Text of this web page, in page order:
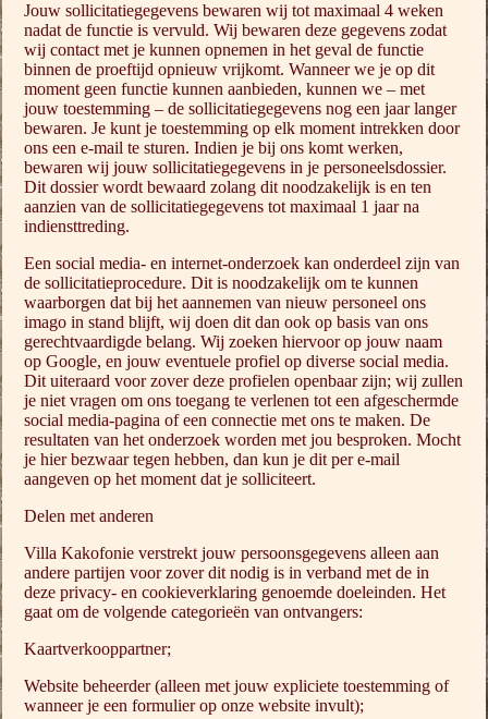
Jouw sollicitatiegegevens bewaren wij tot maximaal 4 weken
nadat de functie is vervuld. Wij bewaren deze gegevens zodat
wij contact met je kunnen opnemen in het geval de functie
binnen de proeftijd opnieuw vrijkomt. Wanneer we je op dit
moment geen functie kunnen aanbieden, kunnen we – met
jouw toestemming – de sollicitatiegegevens nog een jaar langer
bewaren. Je kunt je toestemming op elk moment intrekken door
ons een e-mail te sturen. Indien je bij ons komt werken,
bewaren wij jouw sollicitatiegegevens in je personeelsdossier.
Dit dossier wordt bewaard zolang dit noodzakelijk is en ten
aanzien van de sollicitatiegegevens tot maximaal 1 jaar na
indiensttreding.
Een social media- en internet-onderzoek kan onderdeel zijn van
de sollicitatieprocedure. Dit is noodzakelijk om te kunnen
waarborgen dat bij het aannemen van nieuw personeel ons
imago in stand blijft, wij doen dit dan ook op basis van ons
gerechtvaardigde belang. Wij zoeken hiervoor op jouw naam
op Google, en jouw eventuele profiel op diverse social media.
Dit uiteraard voor zover deze profielen openbaar zijn; wij zullen
je niet vragen om ons toegang te verlenen tot een afgeschermde
social media-pagina of een connectie met ons te maken. De
resultaten van het onderzoek worden met jou besproken. Mocht
je hier bezwaar tegen hebben, dan kun je dit per e-mail
aangeven op het moment dat je solliciteert.
Delen met anderen
Villa Kakofonie verstrekt jouw persoonsgegevens alleen aan
andere partijen voor zover dit nodig is in verband met de in
deze privacy- en cookieverklaring genoemde doeleinden. Het
gaat om de volgende categorieën van ontvangers:
Kaartverkooppartner;
Website beheerder (alleen met jouw expliciete toestemming of
wanneer je een formulier op onze website invult);